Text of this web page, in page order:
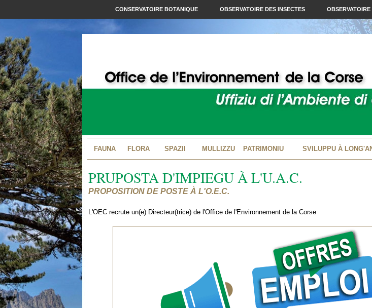
CONSERVATOIRE BOTANIQUE OBSERVATOIRE DES INSECTES
FAUNA FLORA SPAZII MULLIZZU PATRIMONIU SVILUPPU À
PRUPOSTA D'IMPIEGU À L'U.A.C.
PROPOSITION DE POSTE À L'O.E.C.
L'OEC recrute un(e) Directeur(trice) de l'Office de l'Environnement de la Corse